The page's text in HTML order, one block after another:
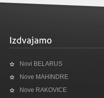
Novi BELARUS
Nove MAHINDRE
Nove RAKOVICE